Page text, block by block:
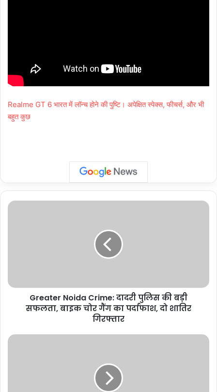
Realme GT 6 भारत में लॉन्च होने की पुष्टि। अपेक्षित स्पेक्स, फीचर्स, और भी
बहुत कुछ
Greater
बाइक
दो
Greater Noida Crime: दादरी पुलिस की बड़ी
सफलता, बाइक चोर गैंग का पर्दाफाश, दो शातिर
गिरफ्तार
Noida